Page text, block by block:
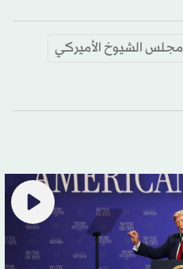
مجلس الشيوخ الأميركي